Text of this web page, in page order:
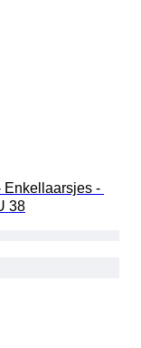
Enkellaarsjes -
38